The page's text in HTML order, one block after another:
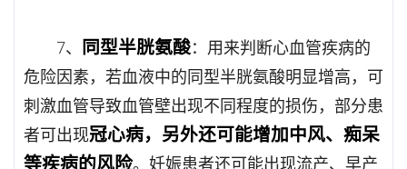
7、 同型半胱氨酸：用来判断心血管疾病的
危险因素，若血液中的同型半胱氨酸明显增高，可
刺激血管导致血管壁出现不同程度的损伤，部分患
者可出现冠心病，另外还可能增加中风、痴呆
等疾病的风险。妊娠患者还可能出现流产、早产